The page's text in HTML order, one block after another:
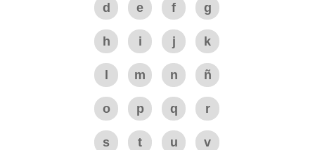
d e f g
h i j k
m n ñ
o p q r
s t u v